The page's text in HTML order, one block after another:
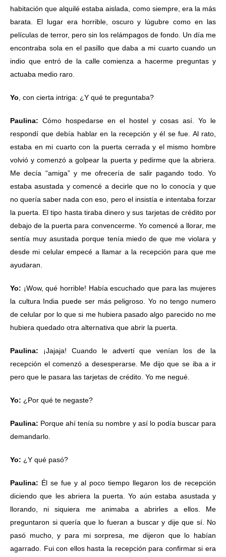
habitación que alquilé estaba aislada, como siempre, era la más
barata. El lugar era horrible, oscuro y lúgubre como en las
películas de terror, pero sin los relámpagos de fondo. Un día me
encontraba sola en el pasillo que daba a mi cuarto cuando un
indio que entró de la calle comienza a hacerme preguntas y
actuaba medio raro.
Yo , con cierta intriga: ¿Y qué te preguntaba?
Paulina: Cómo hospedarse en el hostel y cosas así. Yo le
respondí que debía hablar en la recepción y él se fue. Al rato,
estaba en mi cuarto con la puerta cerrada y el mismo hombre
volvió y comenzó a golpear la puerta y pedirme que la abriera.
Me decía “amiga” y me ofrecería de salir pagando todo. Yo
estaba asustada y comencé a decirle que no lo conocía y que
no quería saber nada con eso, pero el insistía e intentaba forzar
la puerta. El tipo hasta tiraba dinero y sus tarjetas de crédito por
debajo de la puerta para convencerme. Yo comencé a llorar, me
sentía muy asustada porque tenía miedo de que me violara y
desde mi celular empecé a llamar a la recepción para que me
ayudaran.
Yo: ¡Wow, qué horrible! Había escuchado que para las mujeres
la cultura India puede ser más peligroso. Yo no tengo numero
de celular por lo que si me hubiera pasado algo parecido no me
hubiera quedado otra alternativa que abrir la puerta.
Paulina: ¡Jajaja! Cuando le advertí que venían los de la
recepción el comenzó a desesperarse. Me dijo que se iba a ir
pero que le pasara las tarjetas de crédito. Yo me negué.
Yo: ¿Por qué te negaste?
Paulina: Porque ahí tenía su nombre y así lo podía buscar para
demandarlo.
Yo: ¿Y qué pasó?
Paulina: Él se fue y al poco tiempo llegaron los de recepción
diciendo que les abriera la puerta. Yo aún estaba asustada y
llorando, ni siquiera me animaba a abrirles a ellos. Me
preguntaron si quería que lo fueran a buscar y dije que sí. No
pasó mucho, y para mi sorpresa, me dijeron que lo habían
agarrado. Fui con ellos hasta la recepción para confirmar si era